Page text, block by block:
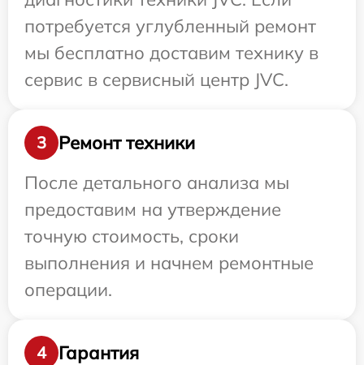
потребуется углубленный ремонт
мы бесплатно доставим технику в
сервис в сервисный центр JVC.
3
Ремонт техники
После детального анализа мы
предоставим на утверждение
точную стоимость, сроки
выполнения и начнем ремонтные
операции.
4
Гарантия